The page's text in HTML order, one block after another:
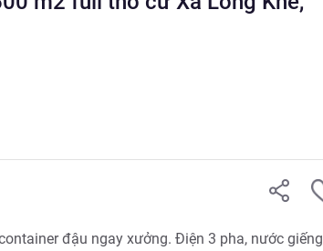
đậu ngay xưởng. Điện 3 pha, nước giếng